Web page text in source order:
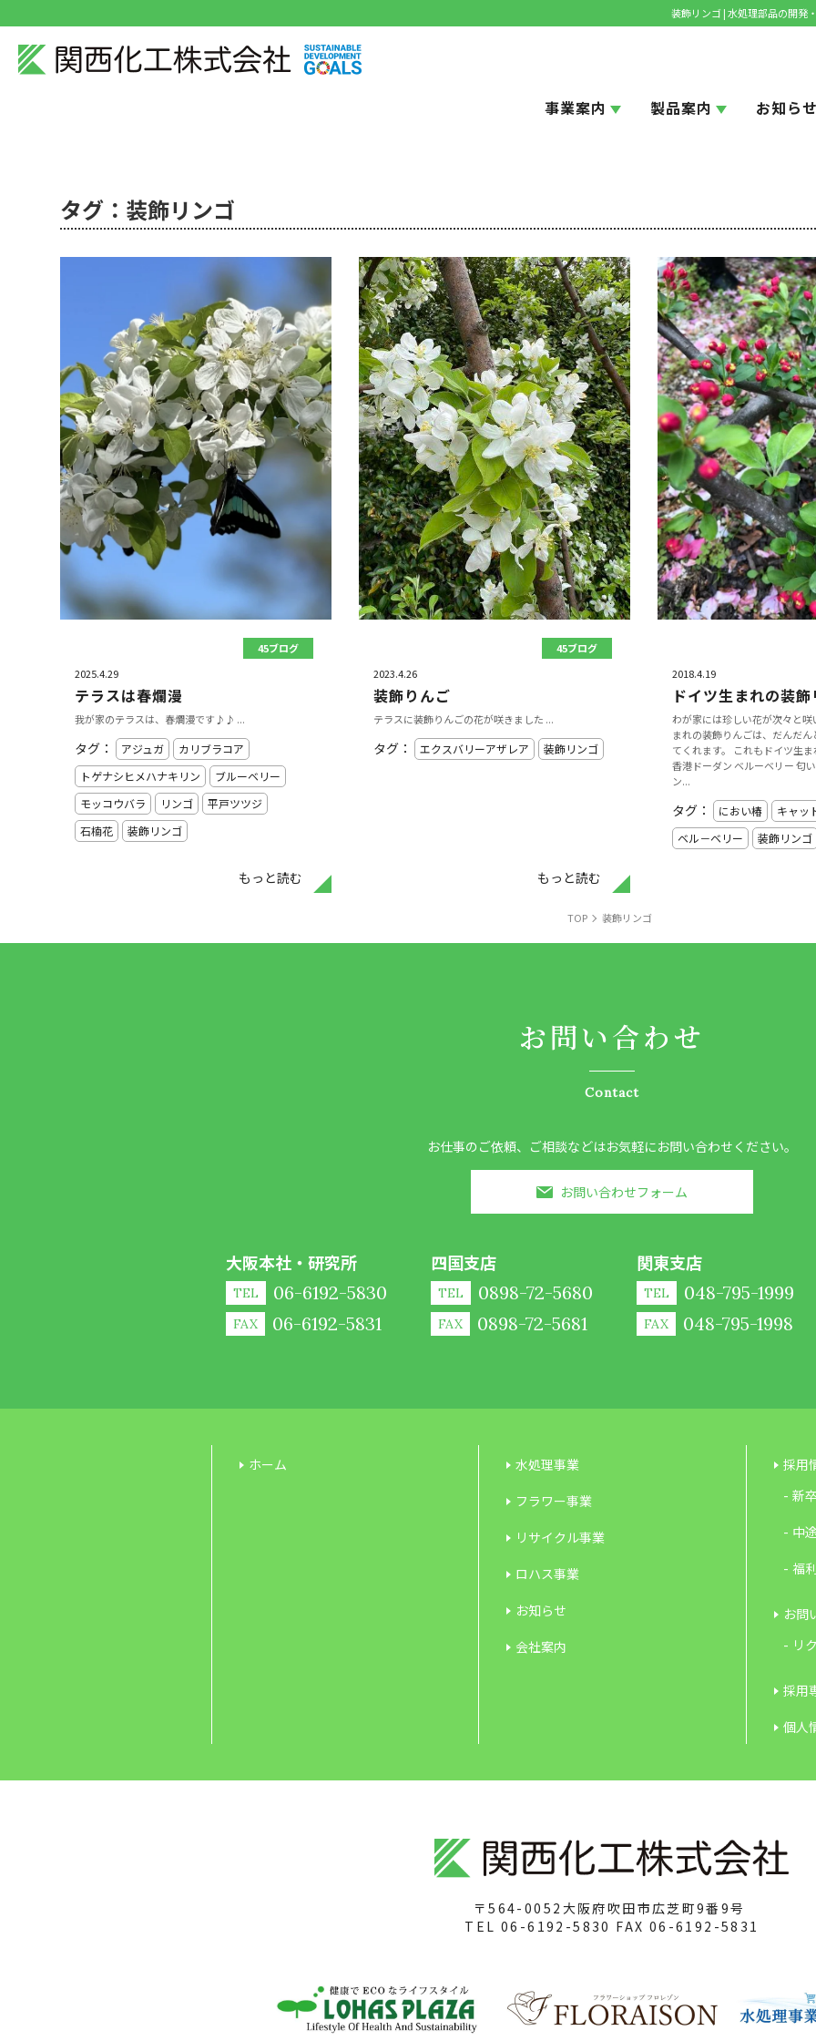
装飾リンゴ | 水処理部品の開発
事業案内 製品案内 お知らせ
タグ：装飾リンゴ
45ブログ
2025.4.29
テラスは春爛漫
我が家のテラスは、春爛漫です♪♪ ...
もっと読む
タグ： アジュガ
カリブラコア
トゲナシヒメハナキリン
ブルーベリー
モッコウバラ
リンゴ
平戸ツツジ
石楠花
装飾リンゴ
45ブログ
2023.4.26
装飾りんご
テラスに装飾りんごの花が咲きました ...
もっと読む
タグ： エクスバリーアザレア 装飾リンゴ
2018.4.19
ドイツ生まれの装飾
わが家には珍しい花が次々と咲
まれの装飾りんごは、だんだ
てくれます。 これもドイツ生ま
香港ドーダン ベルーベリー 匂
ン...
タグ： におい椿
キャッ
ベル－ベリー
装飾リンゴ
TOP 装飾リンゴ
お問い合わせ
Contact
お仕事のご依頼、ご相談などはお気軽にお問い合わせください。
お問い合わせフォーム
大阪本社・研究所
TEL 06-6192-5830
FAX 06-6192-5831
四国支店
TEL 0898-72-5680
FAX 0898-72-5681
関東支店
TEL 048-795-1999
FAX 048-795-1998
ホーム
水処理事業
フラワー事業
リサイクル事業
ロハス事業
お知らせ
会社案内
採用
新
中
福
お問
リ
採用
個人
〒564-0052 大阪府吹田市広芝町9番9号
TEL 06-6192-5830 FAX 06-6192-5831